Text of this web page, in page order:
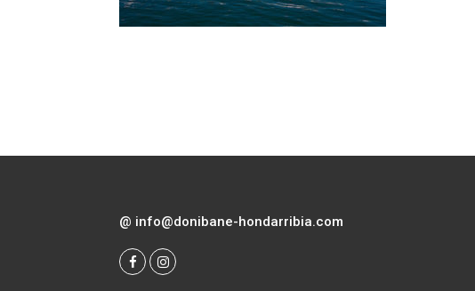
@ info@donibane-hondarribia.com